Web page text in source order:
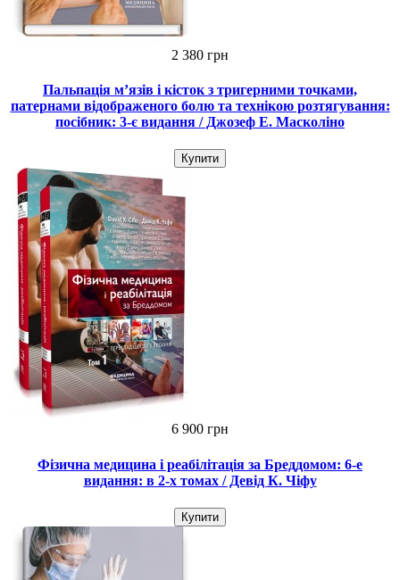
2 380 грн
Пальпація м’язів і кісток з тригерними точками,
патернами відображеного болю та технікою розтягування:
посібник: 3-є видання / Джозеф Е. Масколіно
Купити
6 900 грн
Фізична медицина і реабілітація за Бреддомом: 6-е
видання: в 2-х томах / Девід К. Чіфу
Купити